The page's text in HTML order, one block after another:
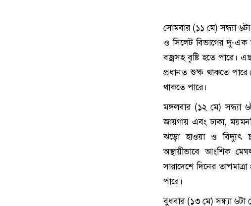
সোমবার (১১ মে) সন্ধ্যা
ও সিলেট বিভাগের দু-এক
বজ্রসহ বৃষ্টি হতে পারে।
প্রধানত শুষ্ক থাকতে
থাকতে পারে।
মঙ্গলবার (১২ মে) সন্ধ্যা
জায়গায় এবং ঢাকা,
ঝড়ো হাওয়া ও বিদ্যুৎ
অস্থায়ীভাবে আংশিক
সারাদেশে দিনের
পারে।
বুধবার (১৩ মে) সন্ধ্যা